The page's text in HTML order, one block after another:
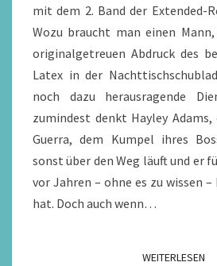
SAXX
mit dem 2. Band der Extended-
Wozu braucht man einen
originalgetreuen Abdruck des
Latex in der
noch dazu herausragende
zumindest denkt Hayley
Guerra, dem Kumpel ihres
sonst über den Weg läuft und er
vor Jahren – ohne es zu wissen
hat. Doch auch wenn…
WEITERLESEN